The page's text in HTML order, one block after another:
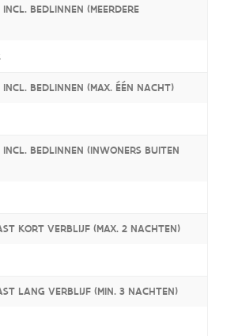
BEDLINNEN (MEERDERE
BEDLINNEN (MAX. ÉÉN NACHT)
BEDLINNEN (INWONERS BUITEN
KORT VERBLIJF (MAX. 2 NACHTEN)
LANG VERBLIJF (MIN. 3 NACHTEN)